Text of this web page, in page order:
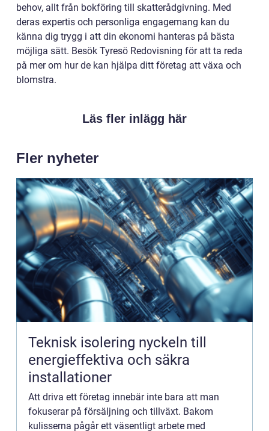
behov, allt från bokföring till skatterådgivning. Med
deras expertis och personliga engagemang kan du
känna dig trygg i att din ekonomi hanteras på bästa
möjliga sätt. Besök Tyresö Redovisning för att ta reda
på mer om hur de kan hjälpa ditt företag att växa och
blomstra.
Läs fler inlägg här
Fler nyheter
Teknisk isolering nyckeln till
energieffektiva och säkra
installationer
Att driva ett företag innebär inte bara att man
fokuserar på försäljning och tillväxt. Bakom
kulisserna pågår ett väsentligt arbete med